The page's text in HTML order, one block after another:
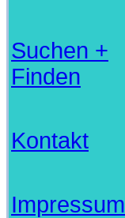
Suchen +
Finden
Kontakt
Impressum